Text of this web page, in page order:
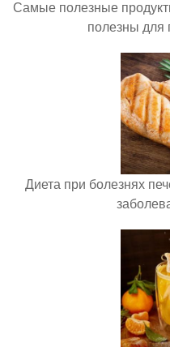
Самые полезные
полезны для
Диета при болезнях